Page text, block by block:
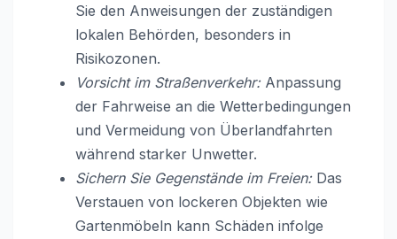
Sie den Anweisungen der zuständigen
lokalen Behörden, besonders in
Risikozonen.
Vorsicht im Straßenverkehr:Anpassung
der Fahrweise an die Wetterbedingungen
und Vermeidung von Überlandfahrten
während starker Unwetter.
Sichern Sie Gegenstände im Freien:Das
Verstauen von lockeren Objekten wie
Gartenmöbeln kann Schäden infolge